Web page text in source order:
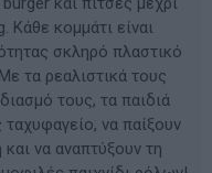
Κάθε κομμάτι είναι
σκληρό πλαστικό
τα ρεαλιστικά τους
τους, τα παιδιά
να παίξουν
να αναπτύξουν τη